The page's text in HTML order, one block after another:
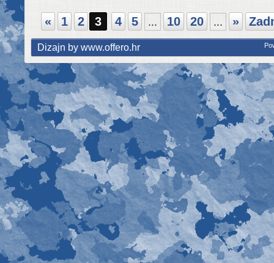
« 1 2 3 4 5 ... 10 20 ... »
Dizajn by www.offero.hr